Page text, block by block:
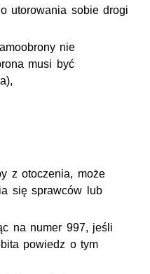
utorowania sobie drogi
nie
musi być
z otoczenia, może
się sprawców lub
na numer 997, jeśli
powiedz o tym